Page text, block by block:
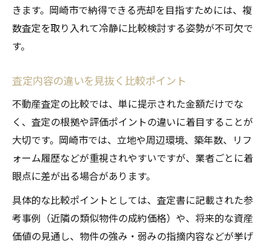
きます。岡崎市で納得できる売却を目指すためには、複
数査定を取り入れて冷静に比較検討する姿勢が不可欠で
す。
査定内容の違いを見抜く比較ポイント
不動産査定の比較では、単に提示された金額だけでな
く、査定の根拠や評価ポイントの違いに着目することが
大切です。岡崎市では、立地や周辺環境、築年数、リフ
ォーム履歴などが重視されやすいですが、業者ごとに着
眼点に差が出る場合があります。
具体的な比較ポイントとしては、査定書に記載された参
考事例（近隣の類似物件の成約価格）や、将来的な資産
価値の見通し、物件の強み・弱みの指摘内容などが挙げ